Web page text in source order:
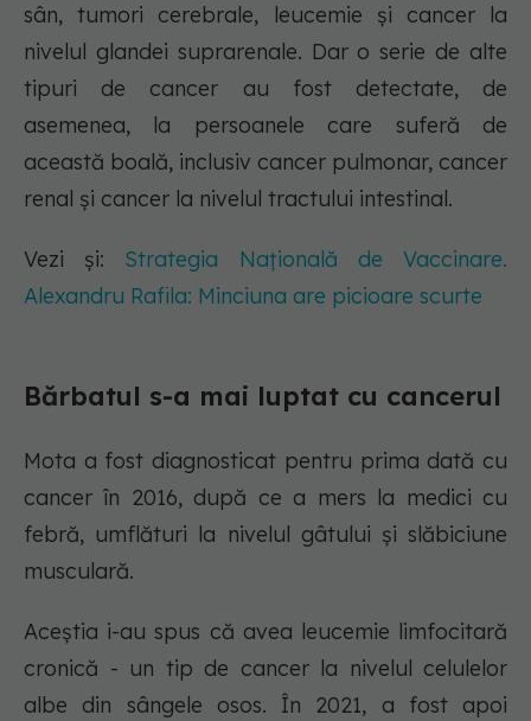
sân, tumori cerebrale, leucemie și cancer la
nivelul glandei suprarenale. Dar o serie de alte
tipuri de cancer au fost detectate, de
asemenea, la persoanele care suferă de
această boală, inclusiv cancer pulmonar, cancer
renal și cancer la nivelul tractului intestinal.
Vezi și: Strategia Națională de Vaccinare.
Alexandru Rafila: Minciuna are picioare scurte
Bărbatul s-a mai luptat cu cancerul
Mota a fost diagnosticat pentru prima dată cu
cancer în 2016, după ce a mers la medici cu
febră, umflături la nivelul gâtului și slăbiciune
musculară.
Aceștia i-au spus că avea leucemie limfocitară
cronică - un tip de cancer la nivelul celulelor
albe din sângele osos. În 2021, a fost apoi